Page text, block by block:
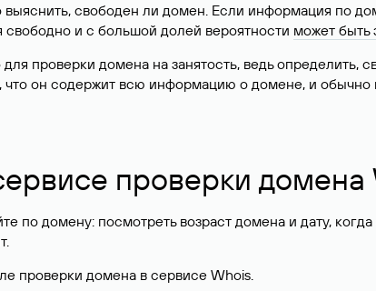
свободен ли домен. Если информация по
свободно и с большой долей вероятности может быть
проверки домена на занятость, ведь
он содержит всю информацию о домене, и
проверки домена
по домену: посмотреть возраст домена и дату,
проверки домена в сервисе Whois.